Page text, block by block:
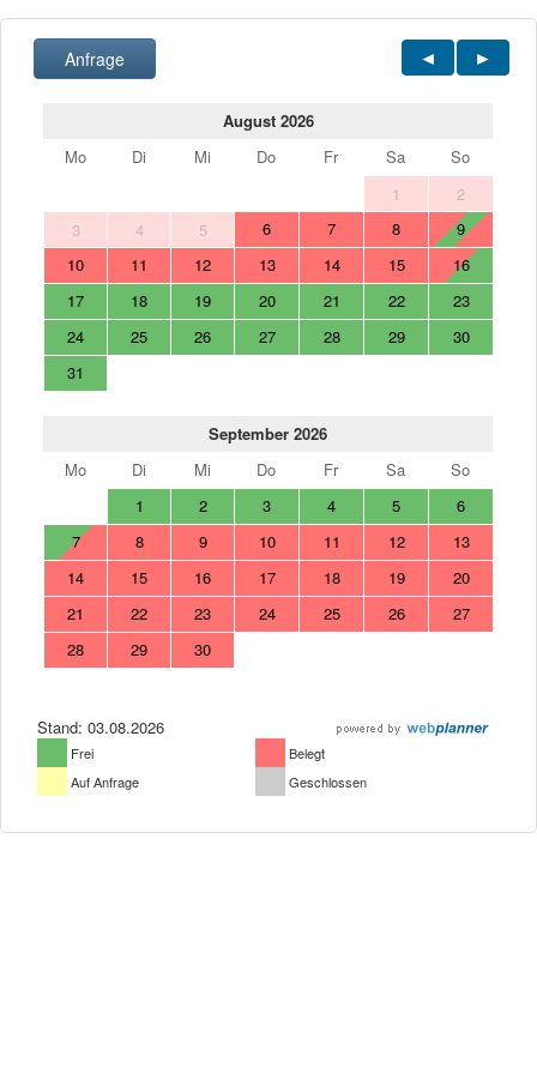
Anfrage
August 2026
Mo
Di Mi Do Fr Sa
So
1
2
3
4 5 6 7 8
9
10
11 12 13 14 15
16
17
18 19 20 21 22
23
24
25 26 27 28 29
30
31
September 2026
Mo
Di Mi Do Fr Sa
So
1
2 3 4 5
6
7
8 9 10 11 12
13
14
15 16 17 18 19
20
21
22 23 24 25 26
27
28
29 30
Stand: 03.08.2026
Frei
Belegt
Auf Anfrage
Geschlossen